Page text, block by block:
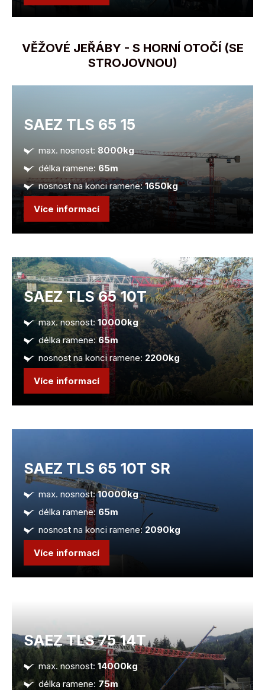
VĚŽOVÉ JEŘÁBY - S HORNÍ OTOČÍ (SE
STROJOVNOU)
SAEZ TLS 65 15
max. nosnost: 8000kg
délka ramene: 65m
nosnost na konci ramene:1650kg
Více informací
SAEZ TLS 65 10T
max. nosnost:10000kg
délka ramene:65m
nosnost na konci ramene: 2200kg
Více informací
SAEZ TLS 65 10T SR
max. nosnost:10000kg
délka ramene: 65m
nosnost na konci ramene: 2090kg
Více informací
SAEZ TLS 75 14T
max. nosnost: 14000kg
délka ramene: 75m